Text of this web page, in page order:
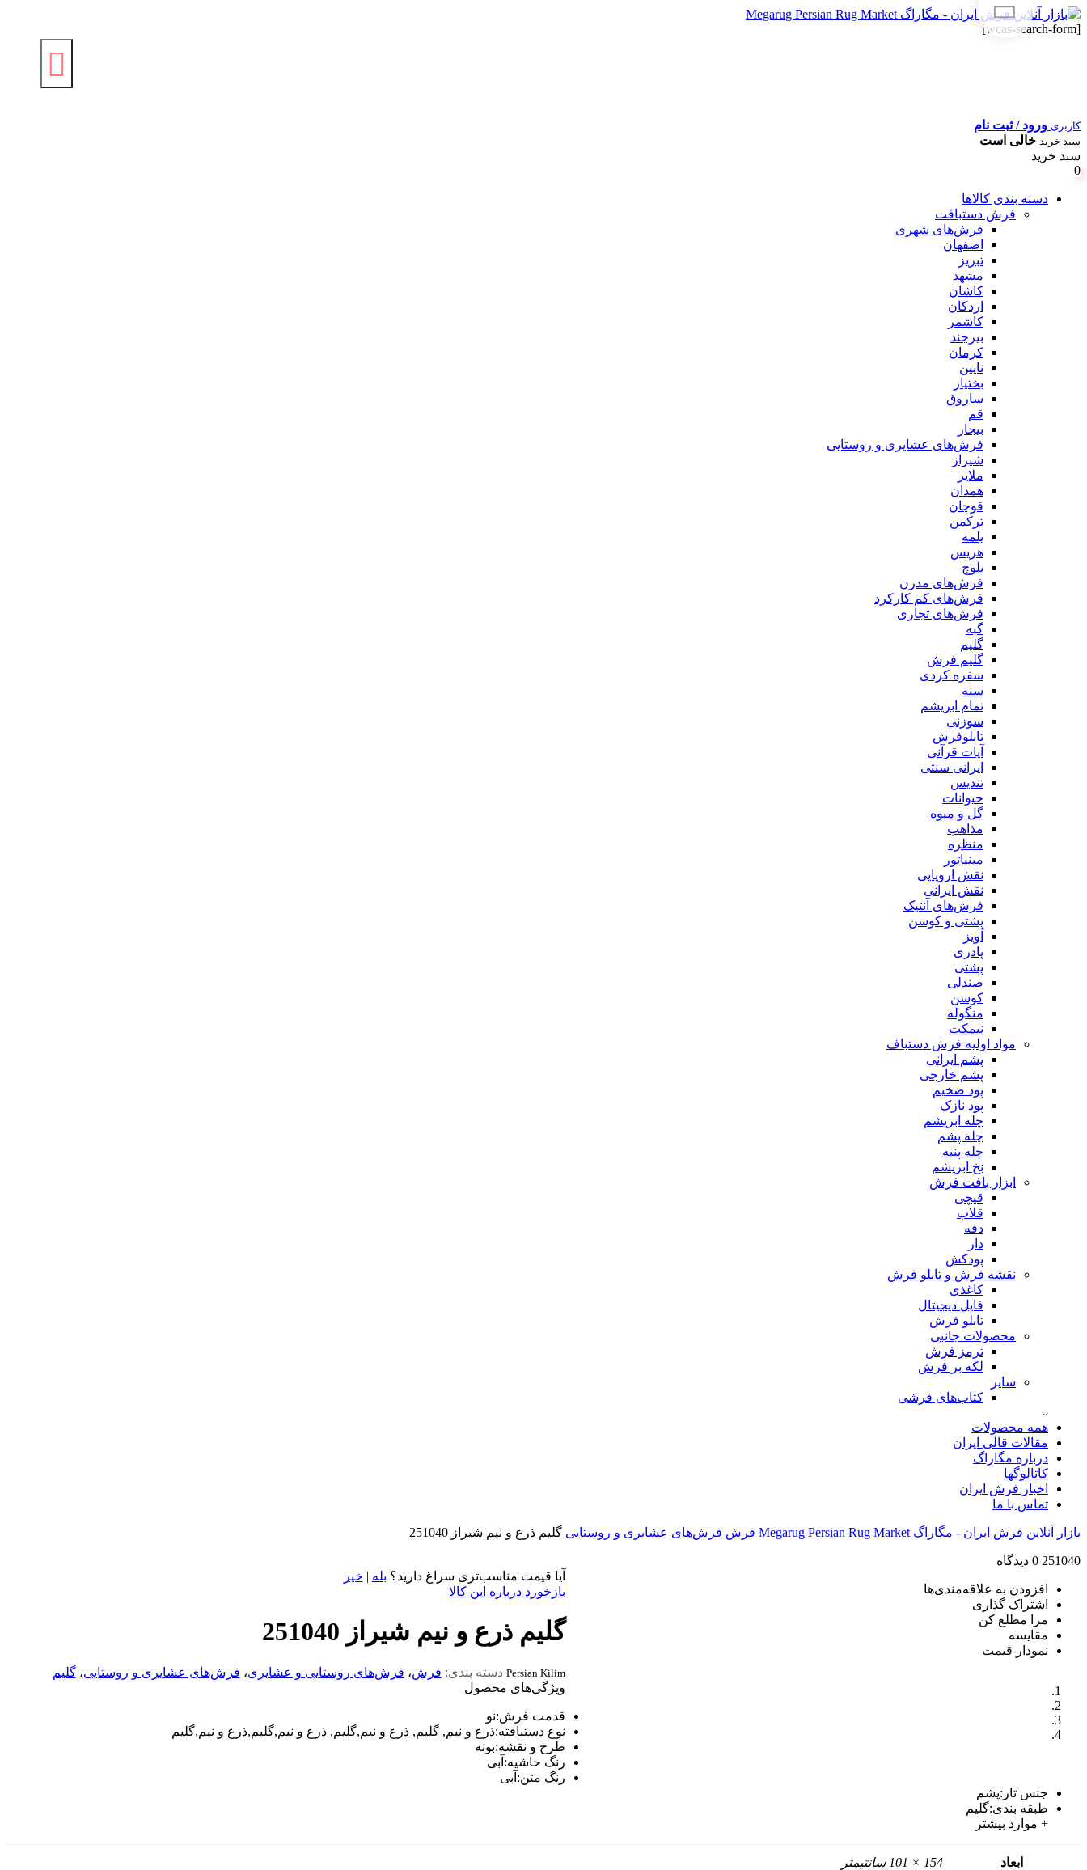
[wcas-search-form]
کاربری ورود / ثبت نام
سبد خرید خالی است
سبد خرید
0
دسته بندی کالاها
فرش دستبافت
فرش‌های شهری
اصفهان
تبریز
مشهد
کاشان
اردکان
کاشمر
بیرجند
کرمان
نایین
بختیار
ساروق
قم
بیجار
فرش‌های عشایری و روستایی
شیراز
ملایر
همدان
قوچان
ترکمن
یلمه
هریس
بلوچ
فرش‌های مدرن
فرش‌های کم کارکرد
فرش‌های تجاری
گبه
گلیم
گلیم فرش
سفره کردی
سنه
تمام ابریشم
سوزنی
تابلوفرش
آیات قرآنی
ایرانی سنتی
تندیس
حیوانات
گل و میوه
مذاهب
منظره
مینیاتور
نقش اروپایی
نقش ایرانی
فرش‌های آنتیک
پشتی و کوسن
آویز
پادری
پشتی
صندلی
کوسن
منگوله
نیمکت
مواد اولیه فرش دستباف
پشم ایرانی
پشم خارجی
پود ضخیم
پود نازک
چله ابریشم
چله پشم
چله پنبه
نخ ابریشم
ابزار بافت فرش
قیچی
قلاب
دفه
دار
پودکش
نقشه فرش و تابلو فرش
کاغذی
فایل دیجیتال
تابلو فرش
محصولات جانبی
ترمز فرش
لکه بر فرش
سایر
کتاب‌های فرشی
همه محصولات
مقالات قالی ایران
درباره مگاراگ
کاتالوگها
اخبار فرش ایران
تماس با ما
بازار آنلاین فرش ایران - مگاراگ Megarug Persian Rug Market فرش فرش‌های عشایری و روستایی گلیم ذرع و نیم شیراز 251040
251040 0 دیدگاه
افزودن به علاقه‌مندی‌ها
اشتراک گذاری
مرا مطلع کن
مقایسه
نمودار قیمت
آیا قیمت مناسب‌تری سراغ دارید؟ بله | خیر
بازخورد درباره این کالا
گلیم ذرع و نیم شیراز 251040
Persian Kilim دسته بندی: فرش، فرش‌های روستایی و عشایری، فرش‌های عشایری و روستایی،گلیم
ویژگی‌های محصول
قدمت فرش:نو
نوع دستبافته:ذرع و نیم, گلیم, ذرع و نیم,گلیم, ذرع و نیم,گلیم,ذرع و نیم,گلیم
طرح و نقشه:بوته
رنگ حاشیه: آبی
رنگ متن: آبی
جنس تار :پشم
طبقه بندی:گلیم
+ موارد بیشتر
ابعاد 154 × 101 سانتیمتر